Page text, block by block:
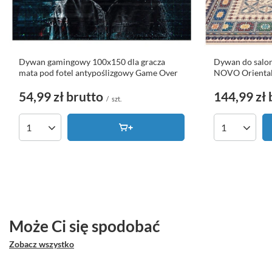
Dywan gamingowy 100x150 dla gracza
mata pod fotel antypoślizgowy Game Over
54,99 zł brutto / szt.
Ilość produktów
Dywan do
NOVO
144,99 zł
Ilość
Może Ci się spodobać
Zobacz wszystko